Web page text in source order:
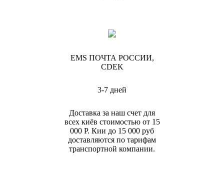
EMS ПОЧТА РОССИИ,
CDEK
3-7 дней
Доставка за наш счет для
всех киёв стоимостью от 15
000 Р. Кии до 15 000 руб
доставляются по тарифам
транспортной компании.